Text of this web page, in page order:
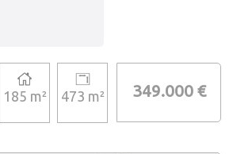
185 m² 473 m² 349.000 €